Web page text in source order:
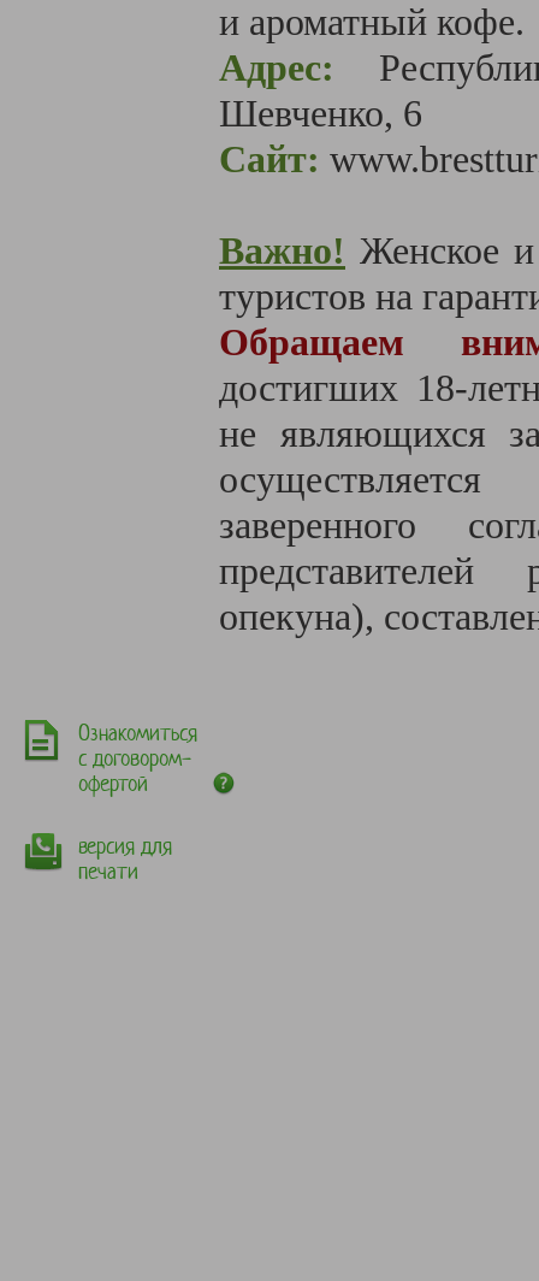
и ароматный кофе.
Адрес:
Шевченко, 6
Сайт:
Важно! Женское
туристов на
Обращаем
достигших 18-
не являющихся
заверенного
представителей
опекуна),
Ознакомиться
с договором-
офертой
версия для
печати